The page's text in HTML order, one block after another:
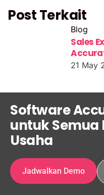
Post Terkait
Blog
Sales
21 May
Software
untuk
Usaha
Jadwalkan Demo